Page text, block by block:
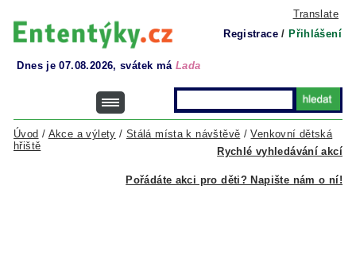
Translate
Registrace / Přihlášení
Dnes je 07.08.2026, svátek má Lada
Rychlé vyhledávání akcí
Úvod / Akce a výlety / Stálá místa k návštěvě /Venkovní dětská
hřiště
Pořádáte akci pro děti? Napište nám o ní!